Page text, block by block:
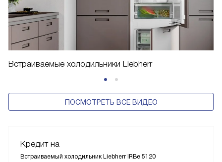
Встраиваемые холодильники Liebherr
ПОСМОТРЕТЬ ВСЕ ВИДЕО
Кредит на
Встраиваемый холодильник Liebherr IRBe 5120